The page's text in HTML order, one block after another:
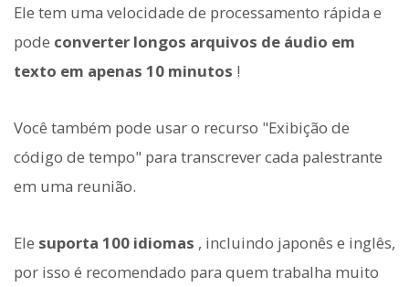
Ele tem uma velocidade de processamento rápida e
pode converter longos arquivos de áudio em
texto em apenas 10 minutos !
Você também pode usar o recurso "Exibição de
código de tempo" para transcrever cada palestrante
em uma reunião.
Ele suporta 100 idiomas , incluindo japonês e inglês,
por isso é recomendado para quem trabalha muito